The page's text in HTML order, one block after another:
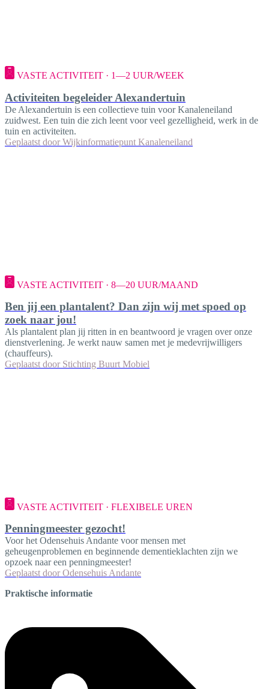
VASTE ACTIVITEIT · 1—2 UUR/WEEK
Activiteiten begeleider Alexandertuin
De Alexandertuin is een collectieve tuin voor Kanaleneiland
zuidwest. Een tuin die zich leent voor veel gezelligheid, werk in de
tuin en activiteiten.
Geplaatst door Wijkinformatiepunt Kanaleneiland
VASTE ACTIVITEIT · 8—20 UUR/MAAND
Ben jij een plantalent? Dan zijn wij met spoed op
zoek naar jou!
Als plantalent plan jij ritten in en beantwoord je vragen over onze
dienstverlening. Je werkt nauw samen met je medevrijwilligers
(chauffeurs).
Geplaatst door Stichting Buurt Mobiel
VASTE ACTIVITEIT · FLEXIBELE UREN
Penningmeester gezocht!
Voor het Odensehuis Andante voor mensen met
geheugenproblemen en beginnende dementieklachten zijn we
opzoek naar een penningmeester!
Geplaatst door Odensehuis Andante
Praktische informatie